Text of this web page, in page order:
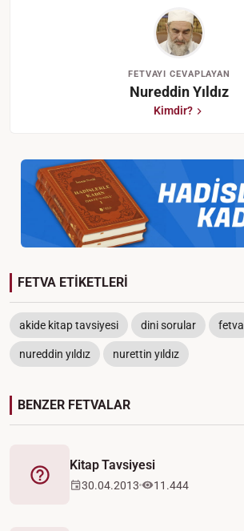
FETVAYI CEVAPLAYAN
Nureddin Yıldız
Kimdir?
FETVA ETİKETLERİ
akide kitap tavsiyesi dini sorular fetva
nureddin yıldız nurettin yıldız
BENZER FETVALAR
Fetva
Kitap Tavsiyesi
30.04.2013 11.444